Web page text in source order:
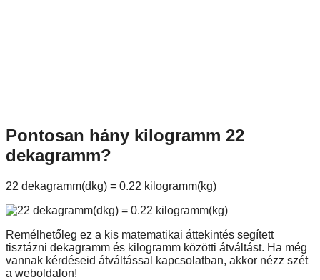
Pontosan hány kilogramm 22
dekagramm?
22 dekagramm(dkg) = 0.22 kilogramm(kg)
Remélhetőleg ez a kis matematikai áttekintés segített
tisztázni dekagramm és kilogramm közötti átváltást. Ha még
vannak kérdéseid átváltással kapcsolatban, akkor nézz szét
a weboldalon!